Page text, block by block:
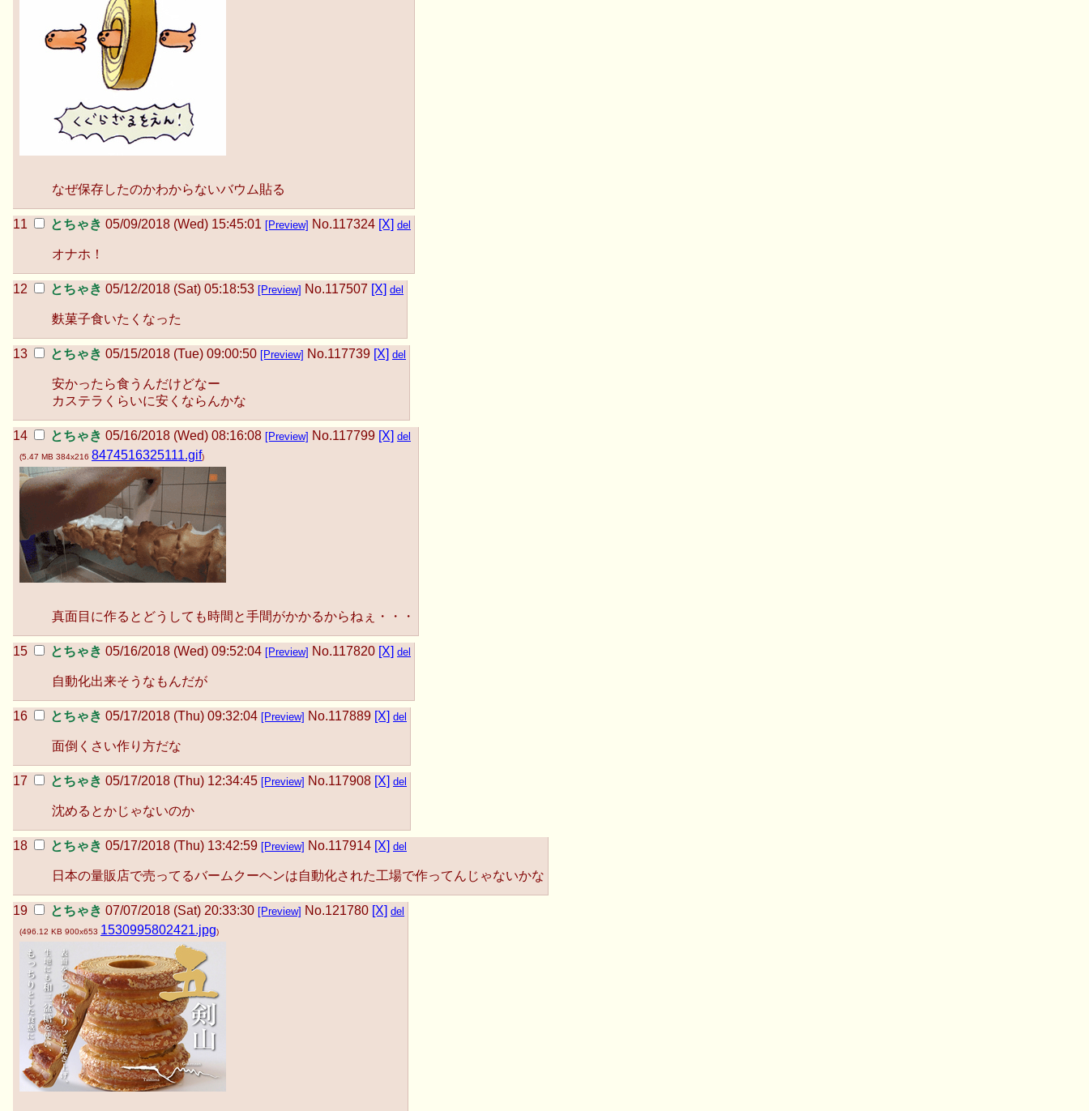
なぜ保存したのかわからないバウム貼る
とちゃき 05/09/2018 (Wed) 15:45:01 [Preview] No.117324 [X] del
オナホ！
とちゃき 05/12/2018 (Sat) 05:18:53 [Preview] No.117507 [X] del
麩菓子食いたくなった
とちゃき 05/15/2018 (Tue) 09:00:50 [Preview] No.117739 [X] del
安かったら食うんだけどなー
カステラくらいに安くならんかな
とちゃき 05/16/2018 (Wed) 08:16:08 [Preview] No.117799 [X] del
(5.47 MB 384x216 8474516325111.gif)
真面目に作るとどうしても時間と手間がかかるからねぇ・・・
とちゃき 05/16/2018 (Wed) 09:52:04 [Preview] No.117820 [X] del
自動化出来そうなもんだが
とちゃき 05/17/2018 (Thu) 09:32:04 [Preview] No.117889 [X] del
面倒くさい作り方だな
とちゃき 05/17/2018 (Thu) 12:34:45 [Preview] No.117908 [X] del
沈めるとかじゃないのか
とちゃき 05/17/2018 (Thu) 13:42:59 [Preview] No.117914 [X] del
日本の量販店で売ってるバームクーヘンは自動化された工場で作ってんじゃないかな
とちゃき 07/07/2018 (Sat) 20:33:30 [Preview] No.121780 [X] del
(496.12 KB 900x653 1530995802421.jpg)